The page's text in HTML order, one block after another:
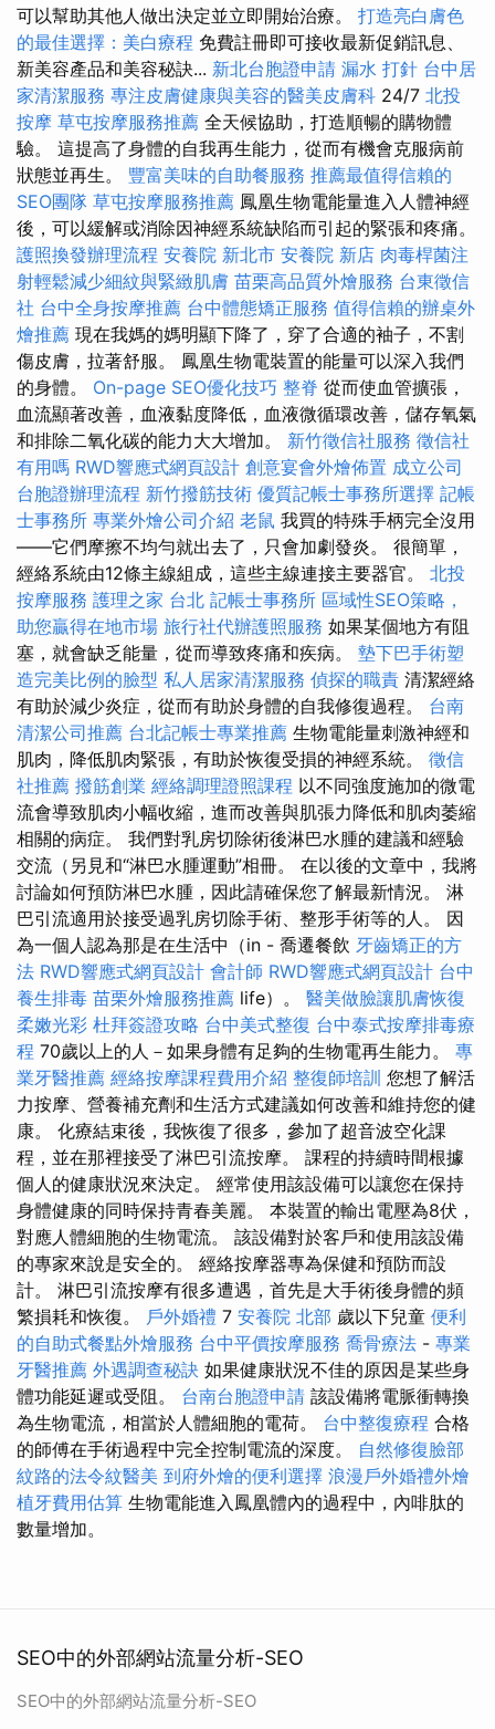
可以幫助其他人做出決定並立即開始治療。 打造亮白膚色
的最佳選擇：美白療程 免費註冊即可接收最新促銷訊息、
新美容產品和美容秘訣... 新北台胞證申請 漏水 打針 台中居
家清潔服務 專注皮膚健康與美容的醫美皮膚科 24/7 北投
按摩 草屯按摩服務推薦 全天候協助，打造順暢的購物體
驗。 這提高了身體的自我再生能力，從而有機會克服病前
狀態並再生。 豐富美味的自助餐服務 推薦最值得信賴的
SEO團隊 草屯按摩服務推薦 鳳凰生物電能量進入人體神經
後，可以緩解或消除因神經系統缺陷而引起的緊張和疼痛。
護照換發辦理流程 安養院 新北市 安養院 新店 肉毒桿菌注
射輕鬆減少細紋與緊緻肌膚 苗栗高品質外燴服務 台東徵信
社 台中全身按摩推薦 台中體態矯正服務 值得信賴的辦桌外
燴推薦 現在我媽的媽明顯下降了，穿了合適的袖子，不割
傷皮膚，拉著舒服。 鳳凰生物電裝置的能量可以深入我們
的身體。 On-page SEO優化技巧 整脊 從而使血管擴張，
血流顯著改善，血液黏度降低，血液微循環改善，儲存氧氣
和排除二氧化碳的能力大大增加。 新竹徵信社服務 徵信社
有用嗎 RWD響應式網頁設計 創意宴會外燴佈置 成立公司
台胞證辦理流程 新竹撥筋技術 優質記帳士事務所選擇 記帳
士事務所 專業外燴公司介紹 老鼠 我買的特殊手柄完全沒用
——它們摩擦不均勻就出去了，只會加劇發炎。 很簡單，
經絡系統由12條主線組成，這些主線連接主要器官。 北投
按摩服務 護理之家 台北 記帳士事務所 區域性SEO策略，
助您贏得在地市場 旅行社代辦護照服務 如果某個地方有阻
塞，就會缺乏能量，從而導致疼痛和疾病。 墊下巴手術塑
造完美比例的臉型 私人居家清潔服務 偵探的職責 清潔經絡
有助於減少炎症，從而有助於身體的自我修復過程。 台南
清潔公司推薦 台北記帳士專業推薦 生物電能量刺激神經和
肌肉，降低肌肉緊張，有助於恢復受損的神經系統。 徵信
社推薦 撥筋創業 經絡調理證照課程 以不同強度施加的微電
流會導致肌肉小幅收縮，進而改善與肌張力降低和肌肉萎縮
相關的病症。 我們對乳房切除術後淋巴水腫的建議和經驗
交流（另見和“淋巴水腫運動”相冊。 在以後的文章中，我將
討論如何預防淋巴水腫，因此請確保您了解最新情況。 淋
巴引流適用於接受過乳房切除手術、整形手術等的人。 因
為一個人認為那是在生活中（in - 喬遷餐飲 牙齒矯正的方
法 RWD響應式網頁設計 會計師 RWD響應式網頁設計 台中
養生排毒 苗栗外燴服務推薦 life）。 醫美做臉讓肌膚恢復
柔嫩光彩 杜拜簽證攻略 台中美式整復 台中泰式按摩排毒療
程 70歲以上的人－如果身體有足夠的生物電再生能力。 專
業牙醫推薦 經絡按摩課程費用介紹 整復師培訓 您想了解活
力按摩、營養補充劑和生活方式建議如何改善和維持您的健
康。 化療結束後，我恢復了很多，參加了超音波空化課
程，並在那裡接受了淋巴引流按摩。 課程的持續時間根據
個人的健康狀況來決定。 經常使用該設備可以讓您在保持
身體健康的同時保持青春美麗。 本裝置的輸出電壓為8伏，
對應人體細胞的生物電流。 該設備對於客戶和使用該設備
的專家來說是安全的。 經絡按摩器專為保健和預防而設
計。 淋巴引流按摩有很多遭遇，首先是大手術後身體的頻
繁損耗和恢復。 戶外婚禮 7 安養院 北部 歲以下兒童 便利
的自助式餐點外燴服務 台中平價按摩服務 喬骨療法 - 專業
牙醫推薦 外遇調查秘訣 如果健康狀況不佳的原因是某些身
體功能延遲或受阻。 台南台胞證申請 該設備將電脈衝轉換
為生物電流，相當於人體細胞的電荷。 台中整復療程 合格
的師傅在手術過程中完全控制電流的深度。 自然修復臉部
紋路的法令紋醫美 到府外燴的便利選擇 浪漫戶外婚禮外燴
植牙費用估算 生物電能進入鳳凰體內的過程中，內啡肽的
數量增加。
SEO中的外部網站流量分析-SEO
SEO中的外部網站流量分析-SEO